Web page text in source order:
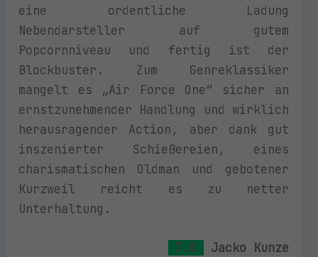
eine ordentliche Ladung
Nebendarsteller auf gutem
Popcornniveau und fertig ist der
Blockbuster. Zum Genreklassiker
mangelt es „Air Force One“ sicher an
ernstzunehmender Handlung und wirklich
herausragender Action, aber dank gut
inszenierter Schießereien, eines
charismatischen Oldman und gebotener
Kurzweil reicht es zu netter
Unterhaltung.
7.0 Jacko Kunze